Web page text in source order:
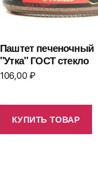
Паштет печеночный
"Утка" ГОСТ стекло
106,00₽
КУПИТЬ ТОВАР